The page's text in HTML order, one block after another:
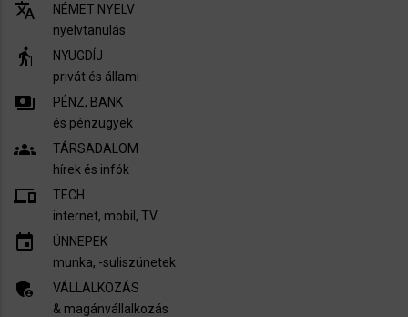
translate
NÉMET NYELV
nyelvtanulás
elderly
NYUGDÍJ
privát és állami
payments
PÉNZ, BANK
és pénzügyek
groups
TÁRSADALOM
hírek és infók
devices
TECH
internet, mobil, TV​
insert_invitation
ÜNNEPEK
munka, -suliszünetek
admin_panel_settings
VÁLLALKOZÁS
& magánvállalkozás